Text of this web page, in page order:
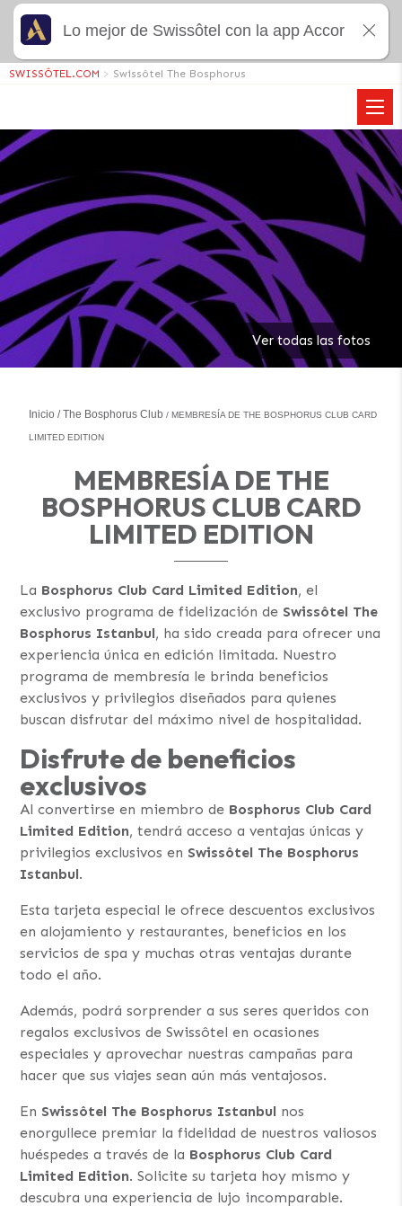
Ver todas las fotos
Inicio The Bosphorus Club MEMBRESÍA DE THE BOSPHORUS CLUB CARD
LIMITED EDITION
MEMBRESÍA DE THE
BOSPHORUS CLUB CARD
LIMITED EDITION
La Bosphorus Club Card Limited Edition, el
exclusivo programa de fidelización de Swissôtel The
Bosphorus Istanbul, ha sido creada para ofrecer una
experiencia única en edición limitada. Nuestro
programa de membresía le brinda beneficios
exclusivos y privilegios diseñados para quienes
buscan disfrutar del máximo nivel de hospitalidad.
Disfrute de beneficios
exclusivos
Al convertirse en miembro de Bosphorus Club Card
Limited Edition, tendrá acceso a ventajas únicas y
privilegios exclusivos en Swissôtel The Bosphorus
Istanbul.
Esta tarjeta especial le ofrece descuentos exclusivos
en alojamiento y restaurantes, beneficios en los
servicios de spa y muchas otras ventajas durante
todo el año.
Además, podrá sorprender a sus seres queridos con
regalos exclusivos de Swissôtel en ocasiones
especiales y aprovechar nuestras campañas para
hacer que sus viajes sean aún más ventajosos.
En Swissôtel The Bosphorus Istanbul nos
enorgullece premiar la fidelidad de nuestros valiosos
huéspedes a través de la Bosphorus Club Card
Limited Edition. Solicite su tarjeta hoy mismo y
descubra una experiencia de lujo incomparable.
SWISSÔTEL.COM > Swissôtel The Bosphorus
Lo mejor de Swissôtel con la app Accor